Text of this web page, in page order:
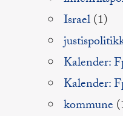
Israel(1)
Kalender:
Kalender:
kommune